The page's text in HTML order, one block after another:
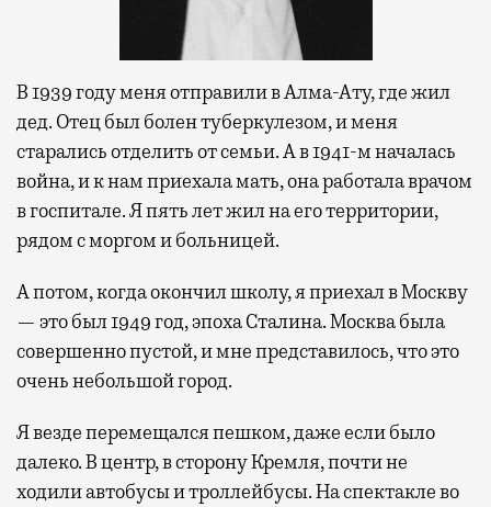
В 1939 году меня отправили в Алма-Ату, где жил
дед. Отец был болен туберкулезом, и меня
старались отделить от семьи. А в 1941-м началась
война, и к нам приехала мать, она работала врачом
в госпитале. Я пять лет жил на его территории,
рядом с моргом и больницей.
А потом, когда окончил школу, я приехал в Москву
— это был 1949 год, эпоха Сталина. Москва была
совершенно пустой, и мне представилось, что это
очень небольшой город.
Я везде перемещался пешком, даже если было
далеко. В центр, в сторону Кремля, почти не
ходили автобусы и троллейбусы. На спектакле во